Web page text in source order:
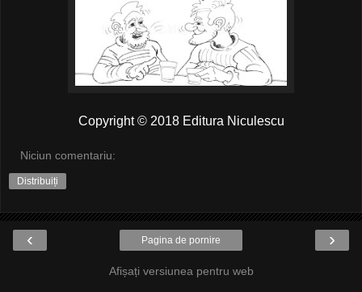
Copyright © 2018 Editura Niculescu
Niciun comentariu:
Distribuiți
‹ ›
Pagina de pornire
Afișați versiunea pentru web